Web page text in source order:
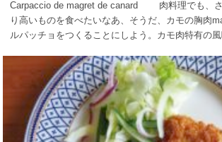
Carpaccio de magret de canard 肉料理でも、さ
り高いものを食べたいなあ、そうだ、カモの胸肉
ルパッチョをつくることにしよう。カモ肉特有の